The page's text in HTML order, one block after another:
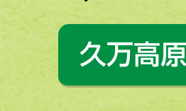
久万高